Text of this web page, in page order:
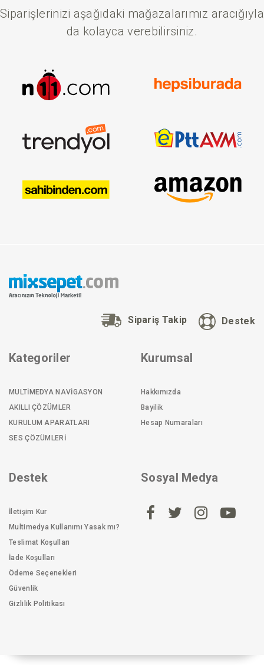
Siparişlerinizi aşağıdaki mağazalarımız aracığıyla
da kolayca verebilirsiniz.
Destek
Sipariş Takip
Kategoriler
MULTİMEDYA NAVİGASYON
AKILLI ÇÖZÜMLER
KURULUM APARATLARI
SES ÇÖZÜMLERİ
Kurumsal
Hakkımızda
Bayilik
Hesap Numaraları
Destek
İletişim Kur
Multimedya Kullanımı Yasak mı?
Teslimat Koşulları
İade Koşulları
Ödeme Seçenekleri
Güvenlik
Gizlilik Politikası
Sosyal Medya